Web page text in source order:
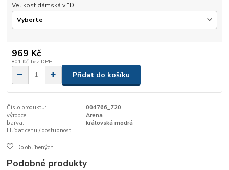
Velikost dámská v "D"
969 Kč
801 Kč bez DPH
Přidat do košíku
Číslo produktu:
004766_720
výrobce:
Arena
barva:
královská modrá
Hlídat cenu / dostupnost
Do oblíbených
Podobné produkty